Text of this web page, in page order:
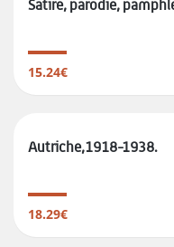
Satire, parodie,
15.24€
Autriche,1918-1938.
18.29€